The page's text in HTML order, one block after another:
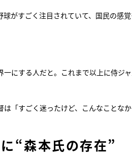
球がすごく注目されていて、国民の感
一にする人だと。これまで以上に侍ジ
「すごく迷ったけど、こんなことな
“森本氏の存在”